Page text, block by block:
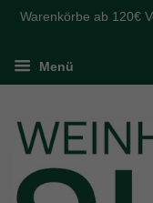
Warenkörbe ab 120€
Menü